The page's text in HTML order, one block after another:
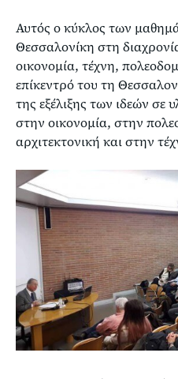
Αυτός ο κύκλος των
Θεσσαλονίκη στη
οικονομία, τέχνη,
επίκεντρό του τη
της εξέλιξης των ιδεών σε
στην οικονομία, στην
αρχιτεκτονική και στην